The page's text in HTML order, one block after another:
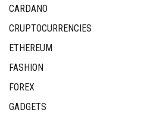
CARDANO
CRUPTOCURRENCIES
ETHEREUM
FASHION
FOREX
GADGETS